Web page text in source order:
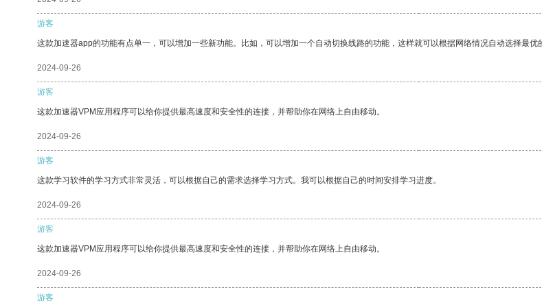
游客
这款加速器app的功能有点单一，可以增加一些新功能。比如，可以增加一个自动切换线路的功能，这样就可以根据网络情况自动选择最优
2024-09-26
游客
这款加速器VPM应用程序可以给你提供最高速度和安全性的连接，并帮助你在网络上自由移动。
2024-09-26
游客
这款学习软件的学习方式非常灵活，可以根据自己的需求选择学习方式。我可以根据自己的时间安排学习进度。
2024-09-26
游客
这款加速器VPM应用程序可以给你提供最高速度和安全性的连接，并帮助你在网络上自由移动。
2024-09-26
游客